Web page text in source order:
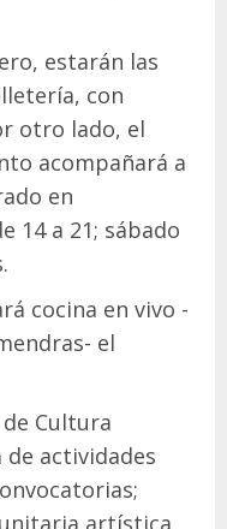
estarán las
con
otro lado, el
acompañará a
en
14 a 21; sábado
cocina en vivo -
el
Cultura
actividades